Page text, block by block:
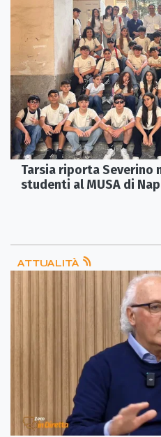
Tarsia riporta Severino
studenti al MUSA di
ATTUALITÀ